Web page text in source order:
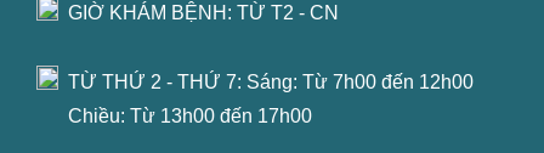
GIỜ KHÁM BỆNH: TỪ T2 - CN
TỪ THỨ 2 - THỨ 7: Sáng: Từ 7h00 đến 12h00
Chiều: Từ 13h00 đến 17h00